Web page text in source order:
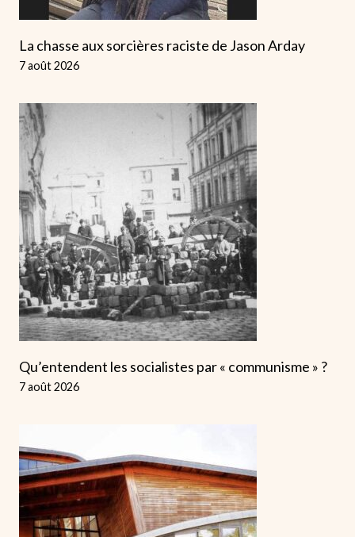
La chasse aux sorcières raciste de Jason Arday
7 août 2026
Qu’entendent les socialistes par « communisme » ?
7 août 2026